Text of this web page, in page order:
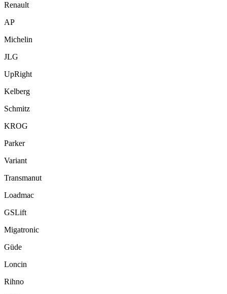
Renault
AP
Michelin
JLG
UpRight
Kelberg
Schmitz
KROG
Parker
Variant
Transmanut
Loadmac
GSLift
Migatronic
Güde
Loncin
Rihno